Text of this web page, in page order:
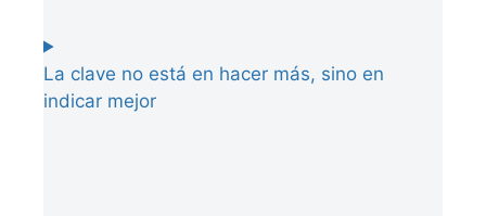
La clave no está en hacer más, sino en
indicar mejor